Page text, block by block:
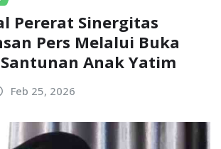
Pererat Sinergitas
Pers Melalui Buka
Anak Yatim
Feb 25, 2026